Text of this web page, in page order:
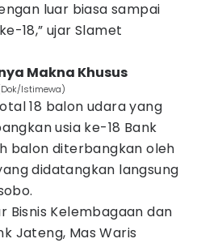
luar biasa sampai
18,” ujar Slamet
Makna Khusus
Istimewa)
18 balon udara yang
usia ke-18 Bank
balon diterbangkan oleh
didatangkan langsung
Bisnis Kelembagaan dan
Jateng, Mas Waris